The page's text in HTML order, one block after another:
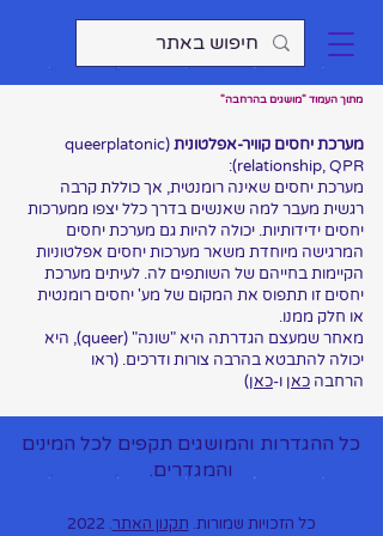
מתוך העמוד "מושגים בהרחבה"
מערכת יחסים קוויר-אפלטונית (queerplatonic
relationship, QPR):
מערכת יחסים שאינה רומנטית, אך כוללת קרבה
רגשית מעבר למה שאנשים בדרך כלל יצפו ממערכות
יחסים ידידותיות. יכולה להיות גם מערכת יחסים
המרגישה מיוחדת משאר מערכות יחסים אפלטוניות
הקיימות בחייהם של השותפים לה. לעיתים מערכת
יחסים זו תתפוס את המקום של מע' יחסים רומנטית
או חלק ממנו.
מאחר שמעצם הגדרתה היא "שונה" (queer), היא
יכולה להתבטא בהרבה צורות ודרכים. (ראו
הרחבה כאן ו-כאן)
כל ההגדרות והמושגים תקפים לכל המינים
והמגדרים.
כל הזכויות שמורות. תקנון האתר. 2022